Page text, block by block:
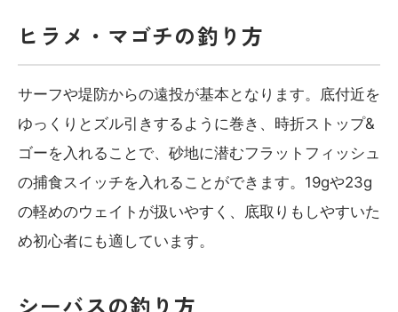
ヒラメ・マゴチの釣り方
サーフや堤防からの遠投が基本となります。底付近を
ゆっくりとズル引きするように巻き、時折ストップ&
ゴーを入れることで、砂地に潜むフラットフィッシュ
の捕食スイッチを入れることができます。19gや23g
の軽めのウェイトが扱いやすく、底取りもしやすいた
め初心者にも適しています。
シーバスの釣り方